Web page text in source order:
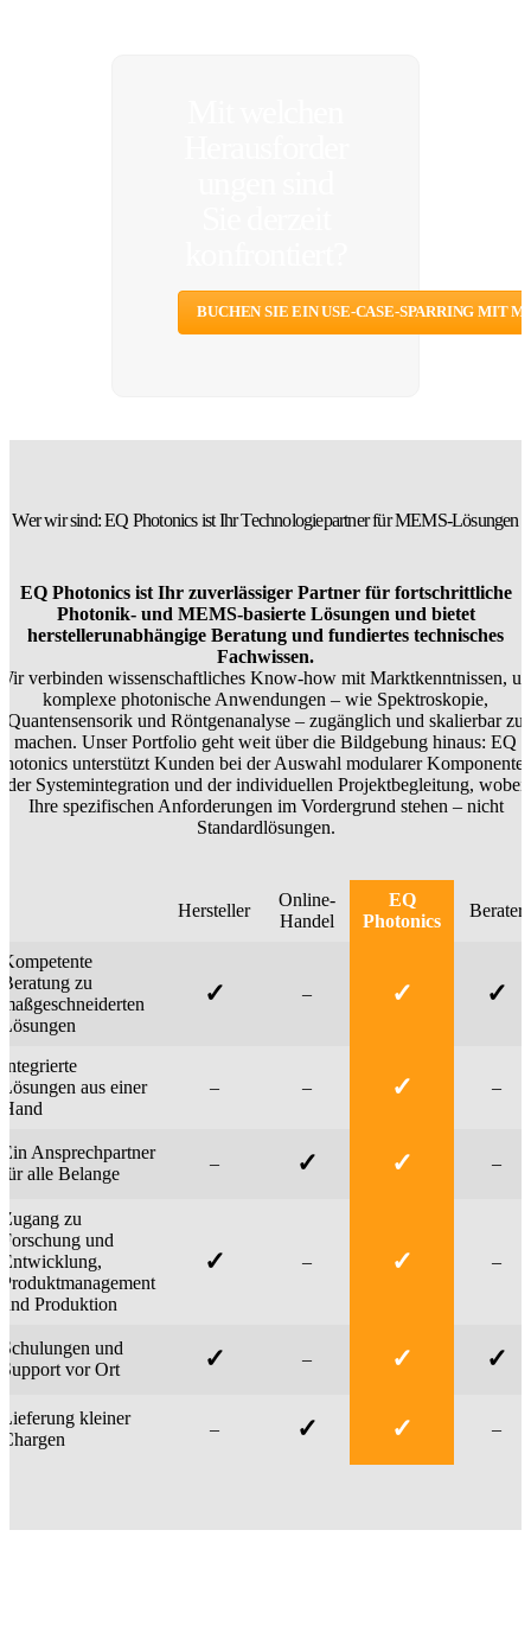
BUCHEN SIE EIN USE-CASE-SPARRING MIT
Wer wir sind: EQ Photonics ist Ihr Technologiepartner für MEMS-Lösungen
EQ Photonics ist Ihr zuverlässiger Partner für fortschrittliche
Photonik- und MEMS-basierte Lösungen und bietet
herstellerunabhängige Beratung und fundiertes technisches
Fachwissen.
verbinden wissenschaftliches Know-how mit Marktkenntnissen,
komplexe photonische Anwendungen – wie Spektroskopie,
Quantensensorik und Röntgenanalyse – zugänglich und skalierbar zu
machen. Unser Portfolio geht weit über die Bildgebung hinaus: EQ
unterstützt Kunden bei der Auswahl modularer
der Systemintegration und der individuellen Projektbegleitung, wobei
Ihre spezifischen Anforderungen im Vordergrund stehen – nicht
Standardlösungen.
Hersteller
Online-
Handel
EQ
Photonics
Berater
Kompetente
Beratung zu
maßgeschneiderten
Lösungen
✓ – ✓ ✓
Integrierte
Lösungen aus einer
Hand
– – ✓ –
Ein Ansprechpartner
für alle Belange
– ✓ ✓ –
Zugang zu
Forschung und
Entwicklung,
Produktmanagement
und Produktion
✓ – ✓ –
Schulungen und
Support vor Ort
✓ – ✓ ✓
Lieferung kleiner
Chargen
– ✓ ✓ –